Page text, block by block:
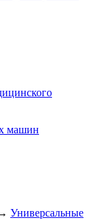
машин
Универсальные